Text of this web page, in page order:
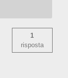
1
risposta